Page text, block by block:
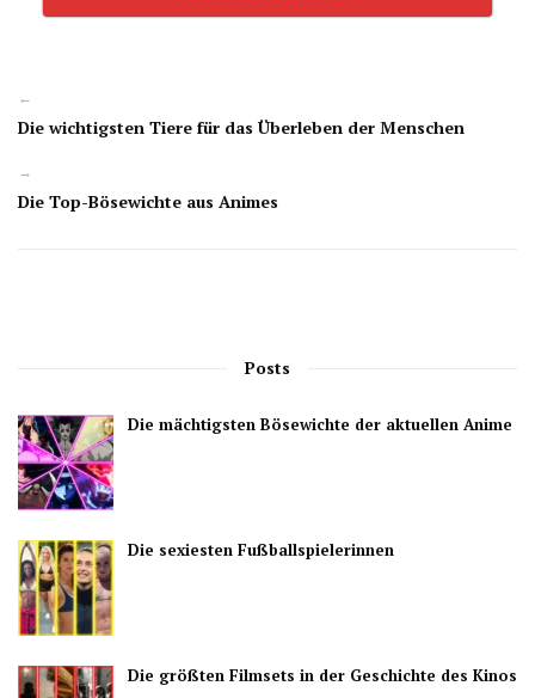
←
Die wichtigsten Tiere für das Überleben der Menschen
→
Die Top-Bösewichte aus Animes
Posts
Die mächtigsten Bösewichte der aktuellen Anime
Die sexiesten Fußballspielerinnen
Die größten Filmsets in der Geschichte des Kinos